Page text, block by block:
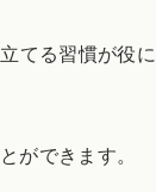
てる習慣が役に
ができます。